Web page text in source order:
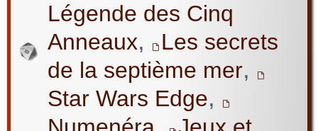
Légende des Cinq
Anneaux,
Les secrets
de la septième mer,
Star Wars Edge,